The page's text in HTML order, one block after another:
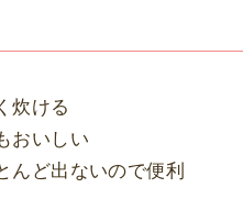
炊ける
おいしい
んど出ないので便利